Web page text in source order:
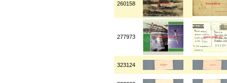
260158
277973
323124